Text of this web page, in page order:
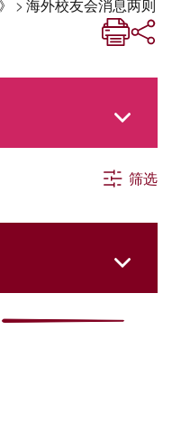
> 海外校友会消息两则
筛选